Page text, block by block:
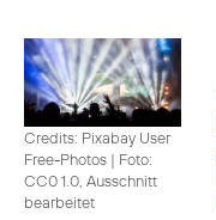
Credits: Pixabay User
Free-Photos | Foto:
CC0 1.0, Ausschnitt
bearbeitet